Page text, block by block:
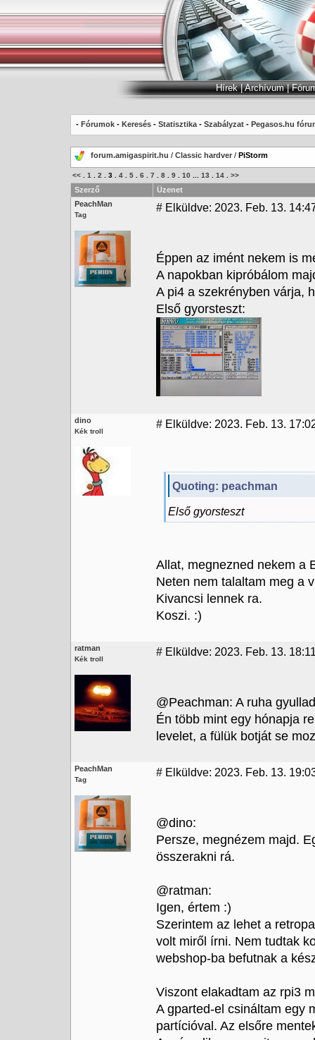
Hírek|Archívum|
- Fórumok - Keresés - Statisztika - Szabályzat - Pegasos.hu
forum.amigaspirit.hu / Classic hardver / PiStorm
<< 1 2 3 4 5 6 7 8 9 10 13 14 >>
Szerző
Üzenet
PeachMan
Tag
# Elküldve: 2023. Feb. 13.
Éppen az imént nekem is
A napokban kipróbálom
A pi4 a szekrényben várja,
Első gyorsteszt:
dino
Kék troll
# Elküldve: 2023. Feb. 13.
Quoting: peachman
Első gyorsteszt
Allat, megnezned nekem a
Neten nem talaltam meg a
Kivancsi lennek ra.
Koszi. :)
ratman
Kék troll
# Elküldve: 2023. Feb. 13.
@Peachman: A ruha
Én több mint egy hónapja
levelet, a fülük botját se
PeachMan
Tag
# Elküldve: 2023. Feb. 13.
@dino:
Persze, megnézem majd.
összerakni rá.
@ratman:
Igen, értem :)
Szerintem az lehet a
volt miről írni. Nem tudtak
webshop-ba befutnak a
Viszont elakadtam az rpi3
A gparted-el csináltam egy
partícióval. Az elsőre